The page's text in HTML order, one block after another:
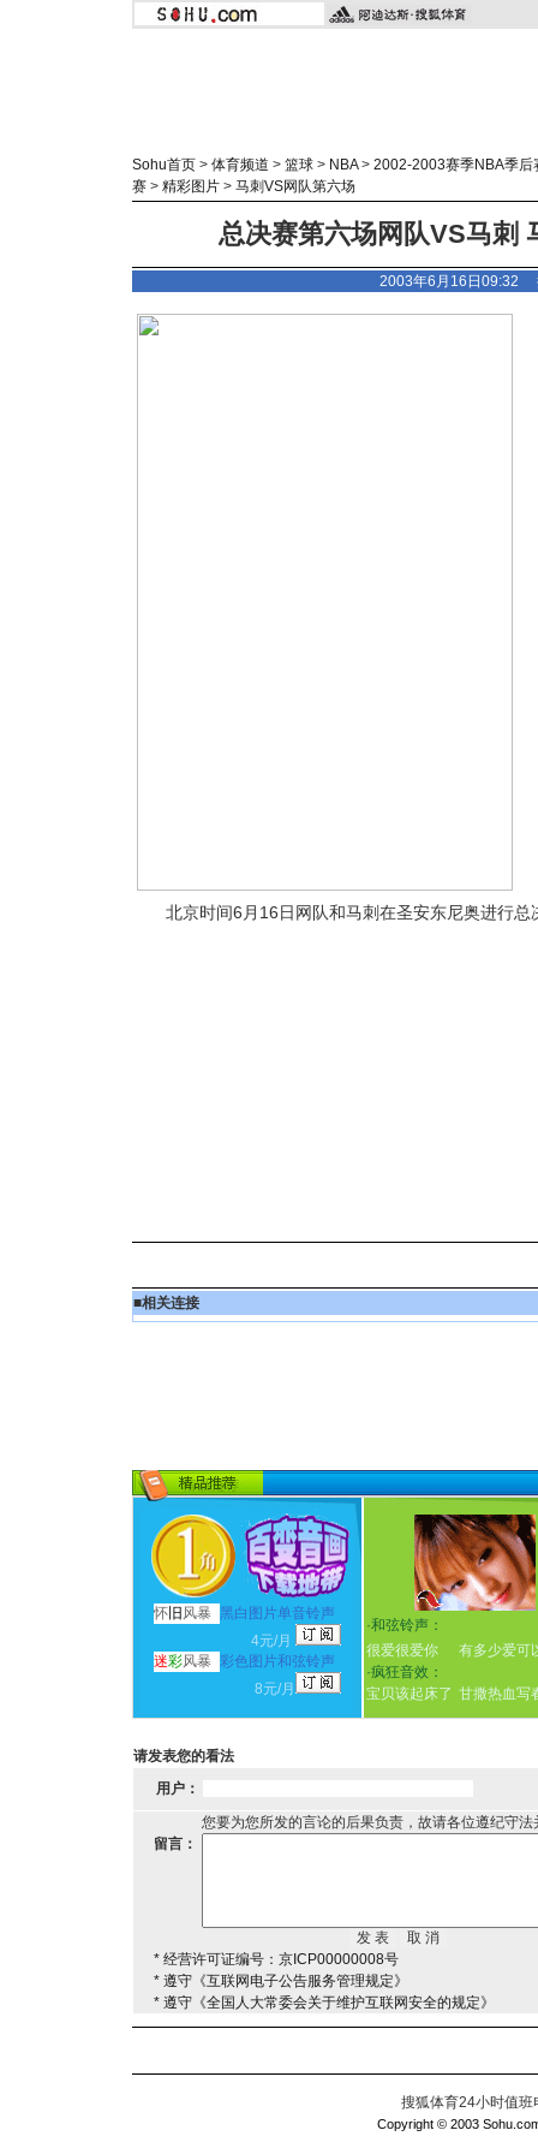
Sohu首页 > 体育频道 > 篮球 > NBA> 2002-2003赛季NBA季后
赛 > 精彩图片 > 马刺VS网队第六场
总决赛第六场网队VS马刺
2003年6月16日09:32
北京时间6月16日网队和马刺在圣安东尼奥进行总
■相关连接
怀 旧 风暴
黑白图片单音铃声
4元/月
迷彩风暴 彩色图片和弦铃声
8元/月
·和弦铃声：
很爱很爱你
有多少爱可
·疯狂音效：
宝贝该起床了 甘撒热血写
请发表您的看法
用户：
您要为您所发的言论的后果负责，故请各位遵纪守
留言：
* 经营许可证编号：京ICP00000008号
* 遵守《互联网电子公告服务管理规定》
* 遵守《全国人大常委会关于维护互联网安全的规定》
搜狐体育24小时值
Copyright © 2003